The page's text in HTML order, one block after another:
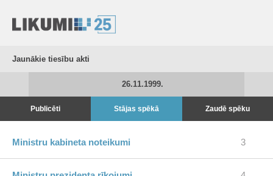
Jaunākie tiesību akti
26.11.1999.
Publicēti Stājas spēkā Zaudē spēku
Ministru kabineta noteikumi 3